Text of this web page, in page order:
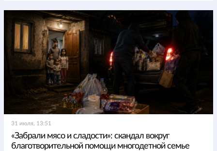
31 июля, 13:51
«Забрали мясо и сладости»: скандал вокруг
благотворительной помощи многодетной семье